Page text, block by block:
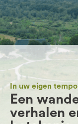
In uw eigen
Een
verhalen